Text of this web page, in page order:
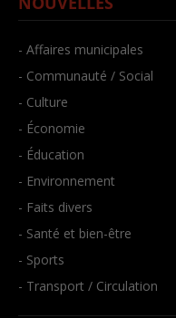
- Affaires municipales
- Communauté / Social
- Culture
- Économie
- Éducation
- Environnement
- Faits divers
- Santé et bien-être
- Sports
- Transport / Circulation